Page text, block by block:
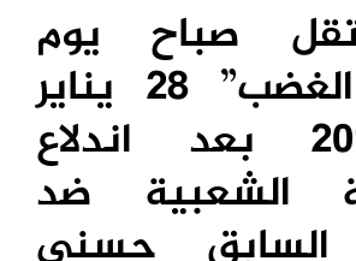
صباح يوم
“جمعة الغضب” 28 يناير
عام 2011 بعد اندلاع
الشعبية ضد
السابق حسني